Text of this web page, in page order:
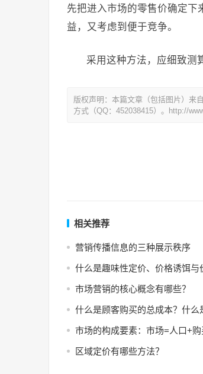
先把进入市场的零售价确定下
益，又考虑到便于竞争。
采用这种方法，应细致测
版权声明：本篇文章（包括图片）来
方式（QQ：452038415）。http://
相关推荐
营销传播信息的三种展示秩序
什么是趣味性定价、价格诱饵与
市场营销的核心概念有哪些？
什么是顾客购买的总成本？什么
市场的构成要素：市场=人口+
区域定价有哪些方法？